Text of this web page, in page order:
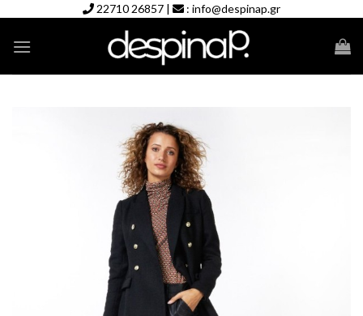
content
22710 26857 | : info@despinap.gr